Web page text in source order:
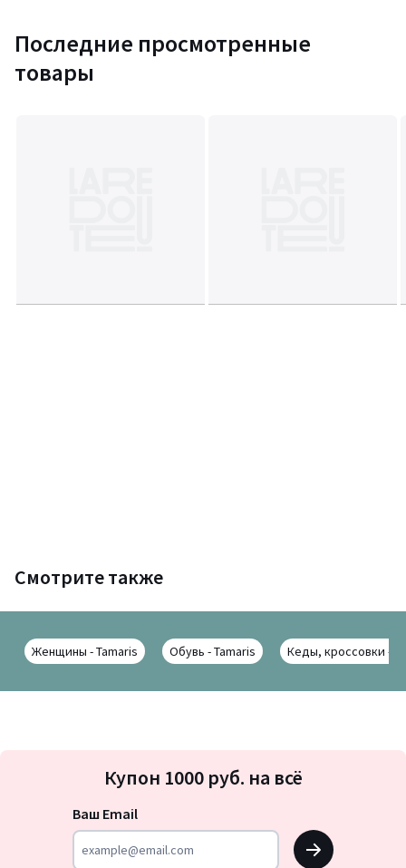
Последние просмотренные
товары
Смотрите также
Женщины - Tamaris Обувь - Tamaris Кеды, кроссовки -
на
Купон 1000 руб. на всё
Ваш Email
OK